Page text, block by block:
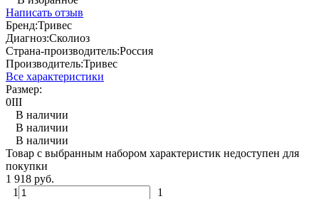
Написать отзыв
Бренд:Тривес
Диагноз:Сколиоз
Страна-производитель:Россия
Производитель:Тривес
Все характеристики
Размер:
0III
В наличии
В наличии
В наличии
Товар с выбранным набором характеристик недоступен для
покупки
1 918 руб.
1
1